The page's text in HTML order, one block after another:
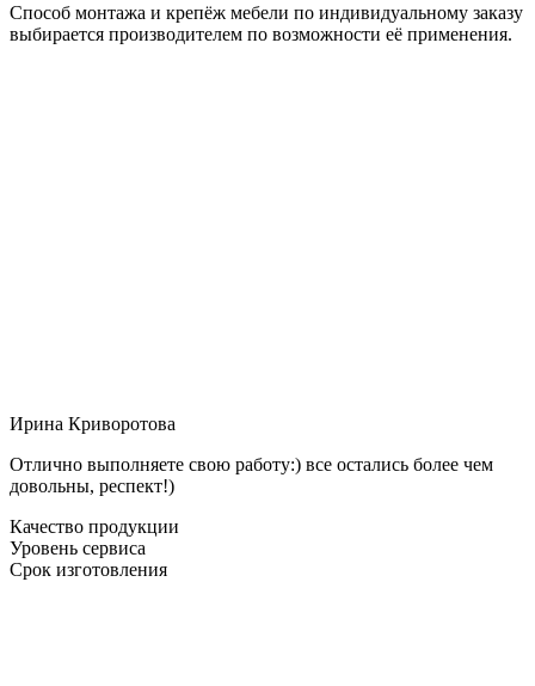
Способ монтажа и крепёж мебели по индивидуальному заказу
выбирается производителем по возможности её применения.
Ирина Криворотова
Отлично выполняете свою работу:) все остались более чем
довольны, респект!)
Качество продукции
Уровень сервиса
Срок изготовления